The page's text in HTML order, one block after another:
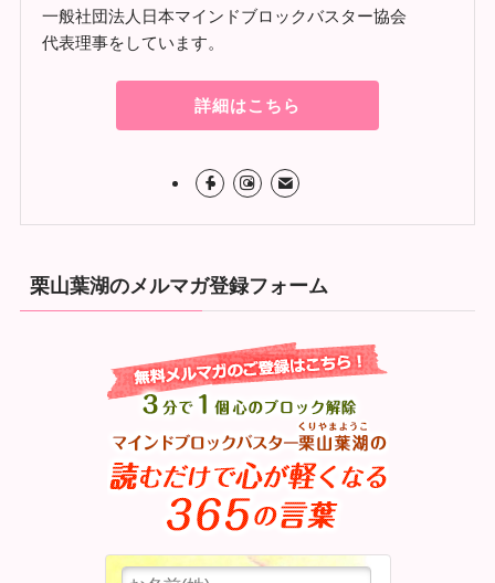
一般社団法人日本マインドブロックバスター協会
代表理事をしています。
詳細はこちら
栗山葉湖のメルマガ登録フォーム